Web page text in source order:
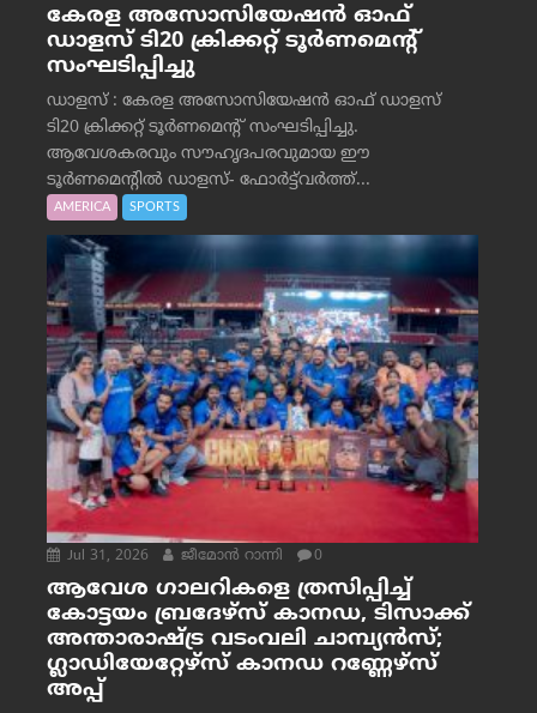
കേരള അസോസിയേഷൻ ഓഫ്
ഡാളസ് ടി20 ക്രിക്കറ്റ് ടൂർണമെന്റ്
സംഘടിപ്പിച്ചു
ഡാളസ് : കേരള അസോസിയേഷൻ ഓഫ് ഡാളസ്
ടി20 ക്രിക്കറ്റ് ടൂർണമെന്റ് സംഘടിപ്പിച്ചു.
ആവേശകരവും സൗഹൃദപരവുമായ ഈ
ടൂർണമെന്റിൽ ഡാളസ്- ഫോർട്ട്‌വര്‍ത്ത്...
AMERICA SPORTS
Jul 31, 2026 ജീമോന്‍ റാന്നി 0
ആവേശ ഗാലറികളെ ത്രസിപ്പിച്ച്
കോട്ടയം ബ്രദേഴ്‌സ് കാനഡ, ടിസാക്ക്
അന്താരാഷ്ട്ര വടംവലി ചാമ്പ്യന്‍സ്;
ഗ്ലാഡിയേറ്റേഴ്‌സ് കാനഡ റണ്ണേഴ്‌സ്
അപ്പ്